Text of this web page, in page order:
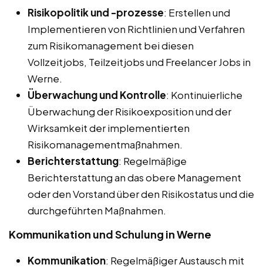
Risikopolitik und -prozesse: Erstellen und
Implementieren von Richtlinien und Verfahren
zum Risikomanagement bei diesen
Vollzeitjobs, Teilzeitjobs und Freelancer Jobs in
Werne.
Überwachung und Kontrolle: Kontinuierliche
Überwachung der Risikoexposition und der
Wirksamkeit der implementierten
Risikomanagementmaßnahmen.
Berichterstattung: Regelmäßige
Berichterstattung an das obere Management
oder den Vorstand über den Risikostatus und die
durchgeführten Maßnahmen.
Kommunikation und Schulung in Werne
Kommunikation: Regelmäßiger Austausch mit